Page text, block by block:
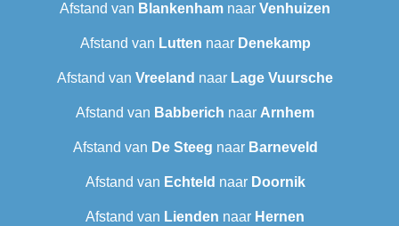
Afstand van Blankenham naar Venhuizen
Afstand van Lutten naar Denekamp
Afstand van Vreeland naar Lage Vuursche
Afstand van Babberich naar Arnhem
Afstand van De Steeg naar Barneveld
Afstand van Echteld naar Doornik
Afstand van Lienden naar Hernen